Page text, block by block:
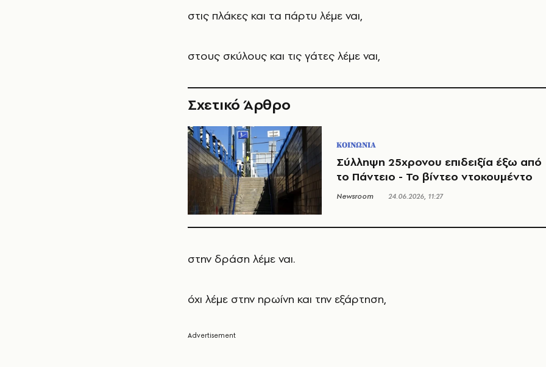
στις πλάκες και τα πάρτυ λέμε ναι,
στους σκύλους και τις γάτες λέμε ναι,
Σχετικό Άρθρο
ΚΟΙΝΩΝΙΑ
Σύλληψη 25χρονου επιδειξία έξω από
το Πάντειο - Το βίντεο ντοκουμέντο
Newsroom 24.06.2026, 11:27
στην δράση λέμε ναι.
όχι λέμε στην ηρωίνη και την εξάρτηση,